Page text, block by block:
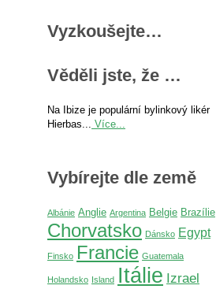
Vyzkoušejte…
Věděli jste, že …
Na Ibize je populární bylinkový likér
Hierbas... Více...
Vybírejte dle země
Albánie Anglie Argentina Belgie Brazílie
Chorvatsko Dánsko Egypt
Finsko Francie Guatemala
Holandsko Island Itálie Izrael